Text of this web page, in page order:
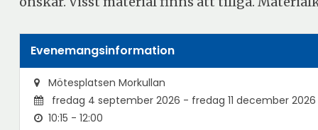
Evenemangsinformation
Mötesplatsen Morkullan
fredag 4 september 2026 - fredag 11 december 2026
10:15 - 12:00